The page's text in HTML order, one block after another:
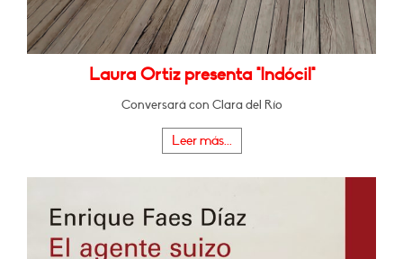
Laura Ortiz presenta "Indócil"
Conversará con Clara del Río
Leer más...